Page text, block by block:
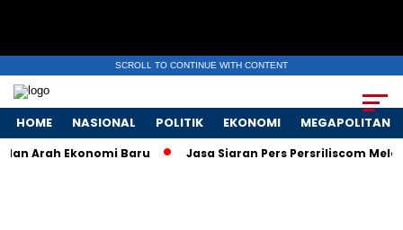
SCROLL TO CONTINUE WITH CONTENT
HOME NASIONAL POLITIK EKONOMI MEGAPOLITAN
Arah Ekonomi Baru Jasa Siaran Pers Persriliscom